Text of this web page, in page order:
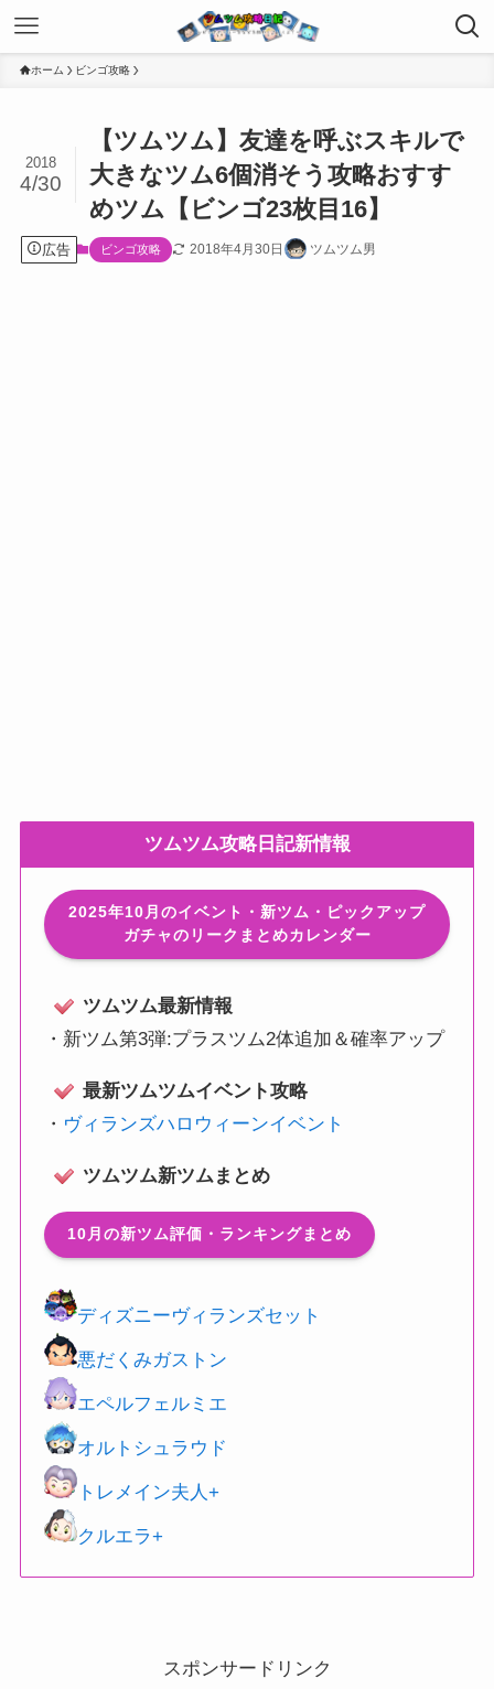
ホーム ビンゴ攻略
【ツムツム】友達を呼ぶスキルで
大きなツム6個消そう攻略おすす
めツム【ビンゴ23枚目16】
2018
4/30
広告 ビンゴ攻略 2018年4月30日 ツムツム男
ツムツム攻略日記新情報
2025年10月のイベント・新ツム・ピックアップ
ガチャのリークまとめカレンダー
ツムツム最新情報
・ 新ツム第3弾:プラスツム2体追加＆確率アップ
最新ツムツムイベント攻略
・ ヴィランズハロウィーンイベント
ツムツム新ツムまとめ
10月の新ツム評価・ランキングまとめ
ディズニーヴィランズセット
悪だくみガストン
エペルフェルミエ
オルトシュラウド
トレメイン夫人+
クルエラ+
スポンサードリンク